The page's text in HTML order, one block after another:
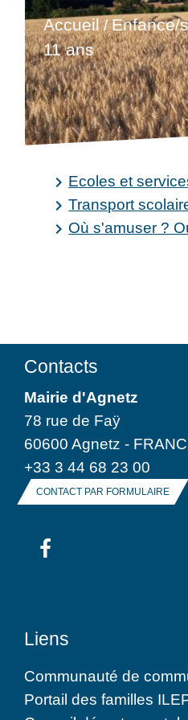
Accueil/Enfance/
11 ans
keyboard_arrow_rightEcoles et
keyboard_arrow_rightTransport
keyboard_arrow_rightOù s'amuser ?
Contacts
Mairie d'Agnetz
78 rue de Faÿ
60600 Agnetz -
+33 3 44 68 23 00
CONTACT PAR FORMULAIRE
Liens
Communauté de
Portail des familles